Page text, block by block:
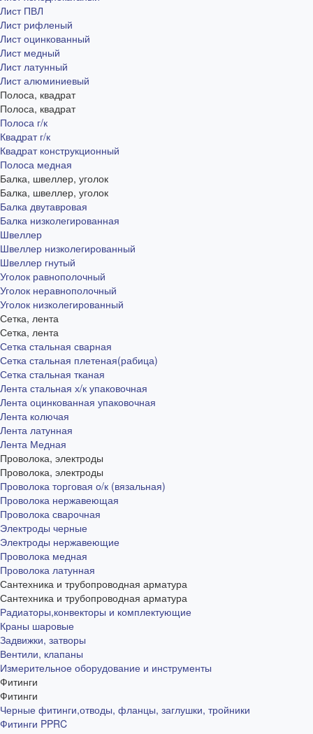
Лист ПВЛ
Лист рифленый
Лист оцинкованный
Лист медный
Лист латунный
Лист алюминиевый
Полоса, квадрат
Полоса, квадрат
Полоса г/к
Квадрат г/к
Квадрат конструкционный
Полоса медная
Балка, швеллер, уголок
Балка, швеллер, уголок
Балка двутавровая
Балка низколегированная
Швеллер
Швеллер низколегированный
Швеллер гнутый
Уголок равнополочный
Уголок неравнополочный
Уголок низколегированный
Сетка, лента
Сетка, лента
Сетка стальная сварная
Сетка стальная плетеная(рабица)
Сетка стальная тканая
Лента стальная х/к упаковочная
Лента оцинкованная упаковочная
Лента колючая
Лента латунная
Лента Медная
Проволока, электроды
Проволока, электроды
Проволока торговая о/к (вязальная)
Проволока нержавеющая
Проволока сварочная
Электроды черные
Электроды нержавеющие
Проволока медная
Проволока латунная
Сантехника и трубопроводная арматура
Сантехника и трубопроводная арматура
Радиаторы,конвекторы и комплектующие
Краны шаровые
Задвижки, затворы
Вентили, клапаны
Измерительное оборудование и инструменты
Фитинги
Фитинги
Черные фитинги,отводы, фланцы, заглушки, тройники
Фитинги PPRC